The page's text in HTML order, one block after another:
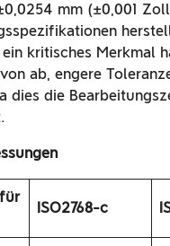
mm (±0,001
kritisches Merkmal
ab, engere
dies die
ISO2768-c